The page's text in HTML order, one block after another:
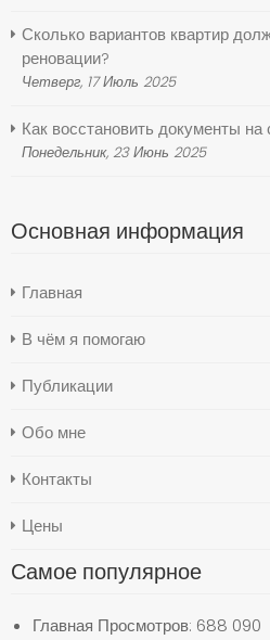
Сколько вариантов квартир
реновации?
Четверг, 17 Июль 2025
Как восстановить документы
Понедельник, 23 Июнь 2025
Основная информация
Главная
В чём я помогаю
Публикации
Обо мне
Контакты
Цены
Самое популярное
Главная Просмотров: 688 090